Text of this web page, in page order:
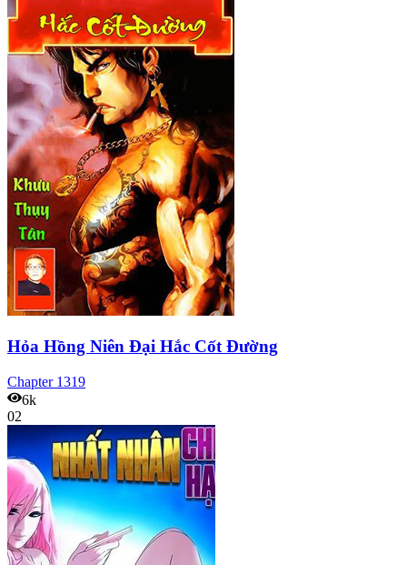
Hỏa Hồng Niên Đại Hắc Cốt Đường
Chapter 1319
6k
02